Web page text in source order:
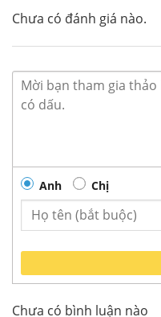
Thông số kỹ
– Mã sản phẩm: KW-
Chưa có đánh giá nào.
Anh Chị
Chưa có bình luận nào